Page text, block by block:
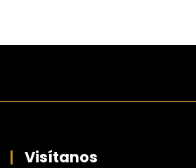
Visítanos